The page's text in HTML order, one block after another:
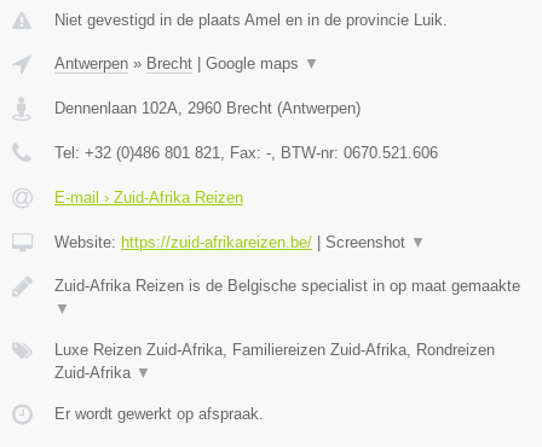
Niet gevestigd in de plaats Amel en in de provincie Luik.
Antwerpen » Brecht | Google maps ▼
Dennenlaan 102A 2960 Brecht (Antwerpen)
Tel: +32 (0)486 801 821 , Fax: - , BTW-nr: 0670.521.606
E-mail › Zuid-Afrika Reizen
Website: https://zuid-afrikareizen.be/ | Screenshot ▼
Zuid-Afrika Reizen is de Belgische specialist in op maat gemaakte
▼
Luxe Reizen Zuid-Afrika, Familiereizen Zuid-Afrika, Rondreizen
Zuid-Afrika ▼
Er wordt gewerkt op afspraak.